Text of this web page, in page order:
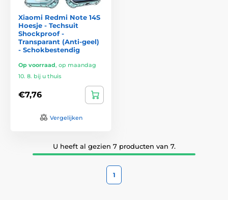
Xiaomi Redmi Note 14S
Hoesje - Techsuit
Shockproof -
Transparant (Anti-geel)
- Schokbestendig
Op voorraad, op maandag
10. 8. bij u thuis
€7,76
Vergelijken
U heeft al gezien 7 producten van 7.
1